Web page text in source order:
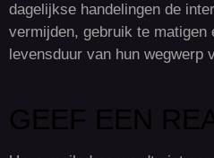
dagelijkse handelingen de
vermijden, gebruik te matigen
levensduur van hun wegwerp